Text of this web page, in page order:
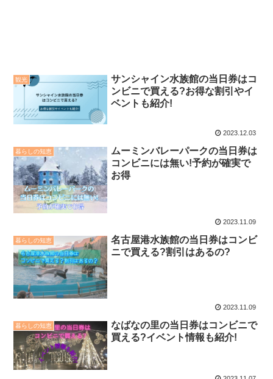
観光
サンシャイン水族館の当日券はコ
ンビニで買える?お得な割引やイ
ベントも紹介!
2023.12.03
暮らしの知恵
ムーミンバレーパークの当日券は
コンビニには無い!予約が確実で
お得
2023.11.09
暮らしの知恵
名古屋港水族館の当日券はコンビ
ニで買える?割引はあるの?
2023.11.09
暮らしの知恵
なばなの里の当日券はコンビニで
買える?イベント情報も紹介!